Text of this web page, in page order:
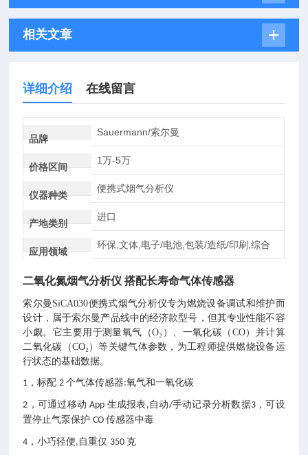
相关文章
详细介绍 在线留言
品牌
Sauermann/索尔曼
价格区间
1万-5万
仪器种类
便携式烟气分析仪
产地类别
进口
应用领域
环保,文体,电子/电池,包装/造纸/印刷,综合
二氧化氮烟气分析仪 搭配长寿命气体传感器
索尔曼SiCA030便携式烟气分析仪专为燃烧设备调试和维护而
设计，属于索尔曼产品线中的经济款型号，但其专业性能不容
小觑。它主要用于测量氧气（O₂）、一氧化碳（CO）并计算
二氧化碳（CO₂）等关键气体参数，为工程师提供燃烧设备运
行状态的基础数据。
1 ，标配2个气体传感器:氧气和一氧化碳
2 ，可通过移动App 生成报表 , 自动/手动记录分析数据3，可设
置停止气泵保护CO传感器中毒
4 ，小巧轻便, 自重仅 350 克